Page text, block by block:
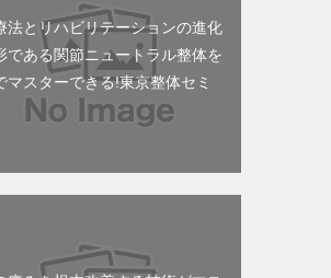
法とリハビリテーションの進化
である関節ニュートラル整体を
マスターできる!東京整体セミ